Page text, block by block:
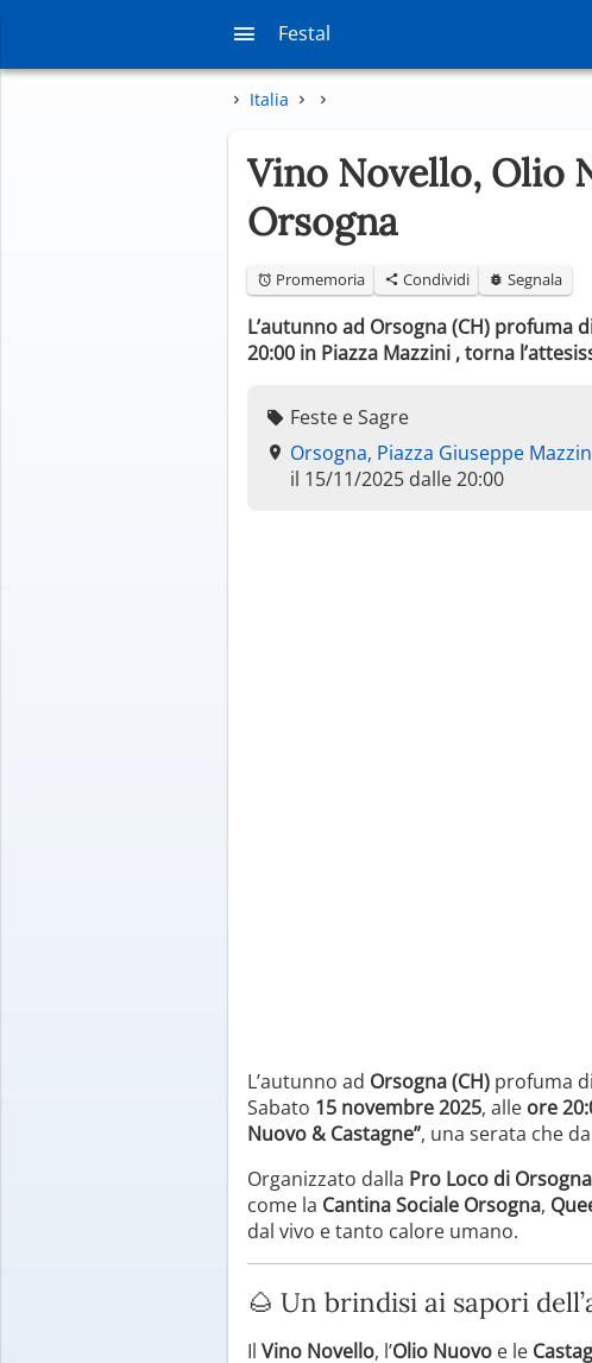
Festal
Italia
Vino Novello, Olio
Orsogna
Promemoria Condividi Segnala
L’autunno ad Orsogna (CH) profuma
20:00 in Piazza Mazzini , torna
Feste e Sagre
Orsogna, Piazza Giuseppe
il 15/11/2025 dalle 20:00
L’autunno ad Orsogna (CH) profuma
Sabato 15 novembre 2025, alle ore
Nuovo & Castagne”, una serata che
Organizzato dalla Pro Loco di Orsogna
come la Cantina Sociale Orsogna,
dal vivo e tanto calore umano.
🌰 Un brindisi ai sapori
Il Vino Novello, l’Olio Nuovo e le